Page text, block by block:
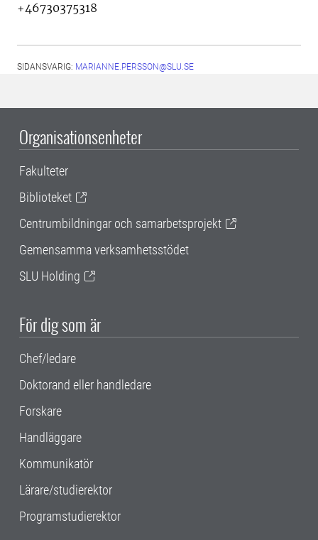
+46730375318
SIDANSVARIG: MARIANNE.PERSSON@SLU.SE
Organisationsenheter
Fakulteter
Biblioteket
Centrumbildningar och samarbetsprojekt
Gemensamma verksamhetsstödet
SLU Holding
För dig som är
Chef/ledare
Doktorand eller handledare
Forskare
Handläggare
Kommunikatör
Lärare/studierektor
Programstudierektor